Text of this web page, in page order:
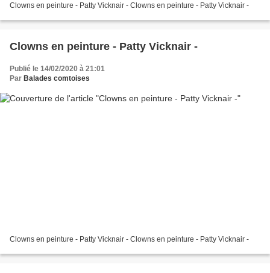
Clowns en peinture - Patty Vicknair - Clowns en peinture - Patty Vicknair -
Clowns en peinture - Patty Vicknair -
Publié le 14/02/2020 à 21:01
Par Balades comtoises
Clowns en peinture - Patty Vicknair - Clowns en peinture - Patty Vicknair -